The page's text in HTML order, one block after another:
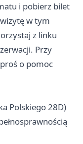
i pobierz bilet
w tym
z linku
Przy
o pomoc
Polskiego 28D)